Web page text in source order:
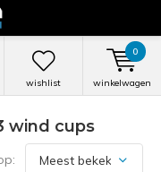
wishlist winkelwagen
0
wind cups